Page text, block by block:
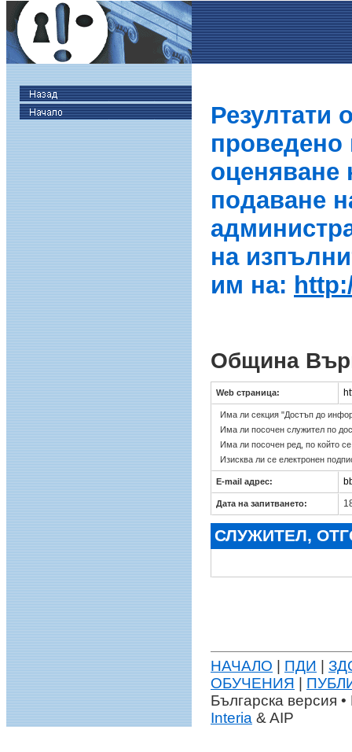
Резултати
проведено
оценяване
подаване
на
им на:
Община
Web страница:
Има ли секция "Достъп до
Има ли посочен служител по
Има ли посочен ред, по който
Изисква ли се електронен
E-mail адрес:
Дата на запитването:
СЛУЖИТЕЛ,
НАЧАЛО | ПДИ |
ОБУЧЕНИЯ |
Българска версия
Interia & AIP